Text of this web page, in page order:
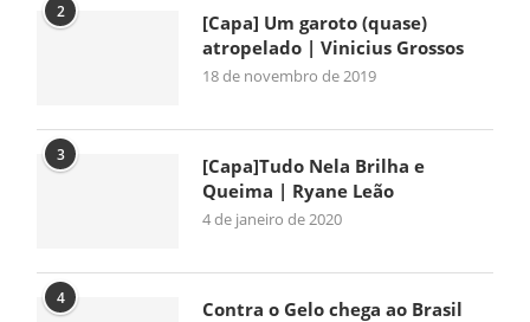
2
[Capa] Um garoto (quase)
atropelado | Vinicius Grossos
18 de novembro de 2019
3
[Capa]Tudo Nela Brilha e
Queima | Ryane Leão
4 de janeiro de 2020
4 Contra o Gelo chega ao Brasil